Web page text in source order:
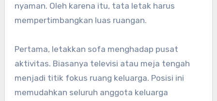
nyaman. Oleh karena itu, tata letak harus
mempertimbangkan luas ruangan.
Pertama, letakkan sofa menghadap pusat
aktivitas. Biasanya televisi atau meja tengah
menjadi titik fokus ruang keluarga. Posisi ini
memudahkan seluruh anggota keluarga